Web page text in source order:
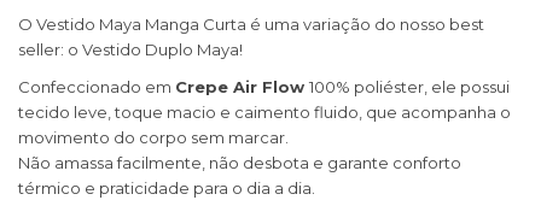
O Vestido Maya Manga Curta é uma variação do nosso best
seller: o Vestido Duplo Maya!
Confeccionado em Crepe Air Flow 100% poliéster, ele possui
tecido leve, toque macio e caimento fluido, que acompanha o
movimento do corpo sem marcar.
Não amassa facilmente, não desbota e garante conforto
térmico e praticidade para o dia a dia.